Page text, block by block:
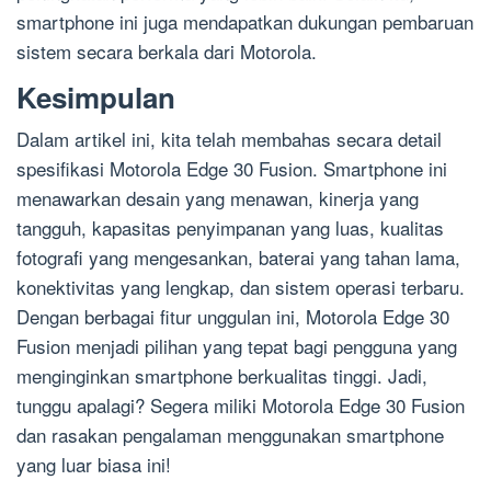
smartphone ini juga mendapatkan dukungan pembaruan
sistem secara berkala dari Motorola.
Kesimpulan
Dalam artikel ini, kita telah membahas secara detail
spesifikasi Motorola Edge 30 Fusion. Smartphone ini
menawarkan desain yang menawan, kinerja yang
tangguh, kapasitas penyimpanan yang luas, kualitas
fotografi yang mengesankan, baterai yang tahan lama,
konektivitas yang lengkap, dan sistem operasi terbaru.
Dengan berbagai fitur unggulan ini, Motorola Edge 30
Fusion menjadi pilihan yang tepat bagi pengguna yang
menginginkan smartphone berkualitas tinggi. Jadi,
tunggu apalagi? Segera miliki Motorola Edge 30 Fusion
dan rasakan pengalaman menggunakan smartphone
yang luar biasa ini!